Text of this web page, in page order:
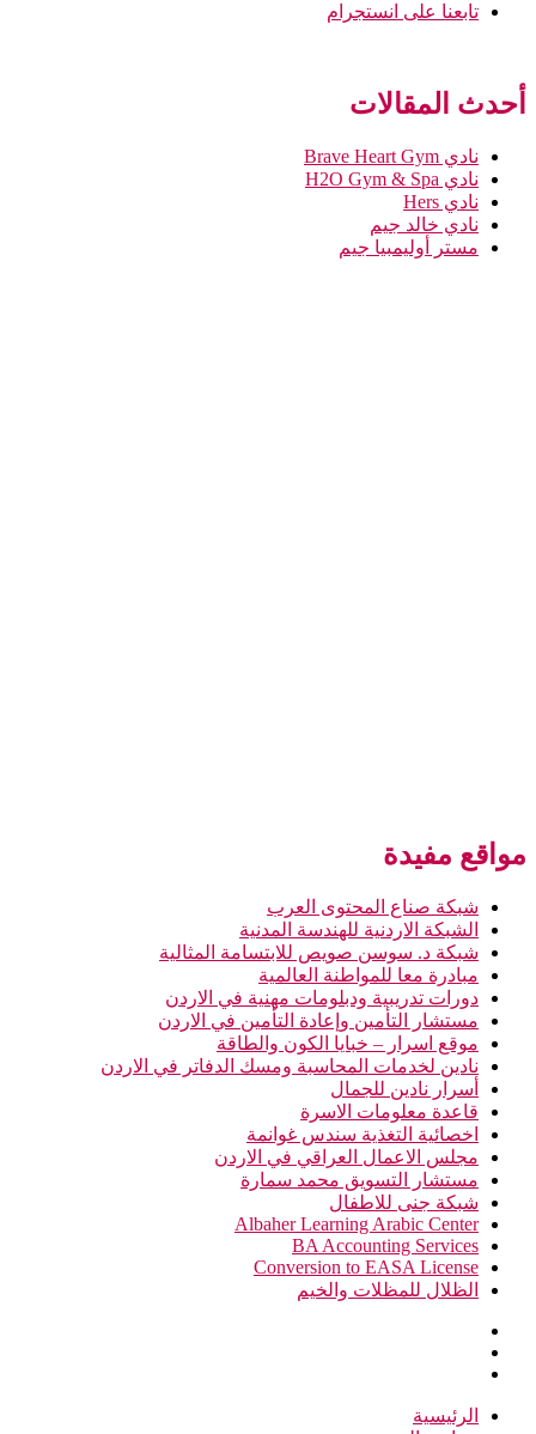
تابعنا على انستجرام
أحدث المقالات
نادي Brave Heart Gym
نادي H2O Gym & Spa
نادي Hers
نادي خالد جيم
مستر أوليمبيا جيم
مواقع مفيدة
شبكة صناع المحتوى العرب
الشبكة الاردنية للهندسة المدنية
شبكة د. سوسن صويص للابتسامة المثالية
مبادرة معا للمواطنة العالمية
دورات تدريبية ودبلومات مهنية في الاردن
مستشار التأمين وإعادة التأمين في الاردن
موقع اسرار – خبايا الكون والطاقة
نادين لخدمات المحاسبة ومسك الدفاتر في الاردن
أسرار نادين للجمال
قاعدة معلومات الاسرة
اخصائية التغذية سندس غوانمة
مجلس الاعمال العراقي في الاردن
مستشار التسويق محمد سمارة
شبكة جنى للاطفال
Albaher Learning Arabic Center
BA Accounting Services
Conversion to EASA License
الظلال للمظلات والخيم
الرئيسية